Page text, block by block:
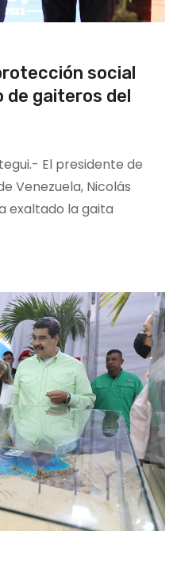
social
de gaiteros del
El presidente de
Venezuela, Nicolás
exaltado la gaita